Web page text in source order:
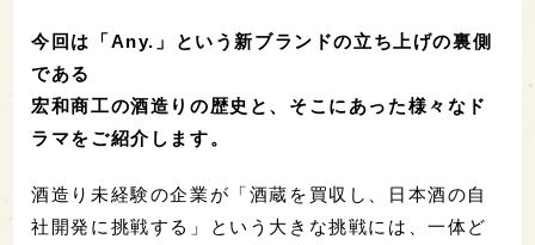
今回は「Any.」という新ブランドの立ち上げの裏側
である
宏和商工の酒造りの歴史と、そこにあった様々なド
ラマをご紹介します。
酒造り未経験の企業が「酒蔵を買収し、日本酒の自
社開発に挑戦する」という大きな挑戦には、一体ど